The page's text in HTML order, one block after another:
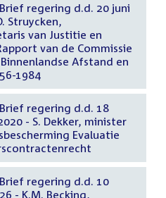
regering d.d. 20 juni
Struycken,
van Justitie en
van de Commissie
Afstand en
1984
regering d.d. 18
- S. Dekker, minister
Evaluatie
regering d.d. 10
- K.M. Becking,